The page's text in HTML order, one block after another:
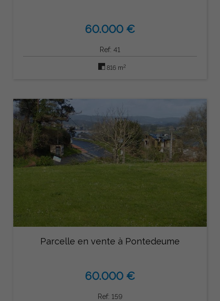
60.000 €
Ref: 41
816 m2
Parcelle en vente à Pontedeume
60.000 €
Ref: 159